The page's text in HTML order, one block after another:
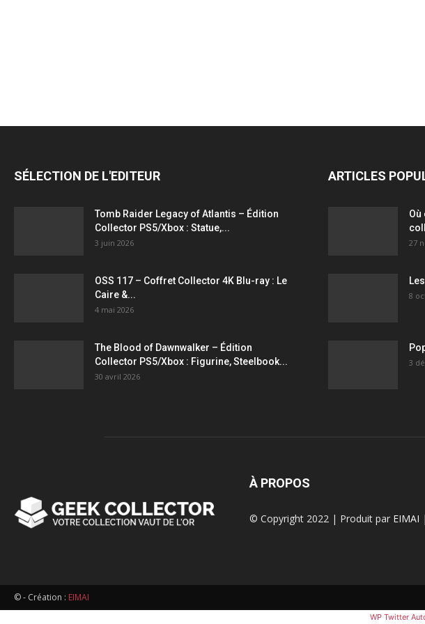
statuettes
SÉLECTION DE L'EDITEUR
Tomb Raider Legacy of Atlantis – Édition
Collector PS5/Xbox : Statue,...
3 juin 2026
OSS 117 – Coffret Collector 4K Blu-ray : Le
Caire &...
4 mai 2026
The Blood of Dawnwalker – Édition
Collector PS5/Xbox : Figurine, Steelbook...
30 avril 2026
ARTICLES
Où
27
8
3
À PROPOS
© Copyright 2022 | Produit par EIMAI
© - Création : EIMAI
WP Twitter